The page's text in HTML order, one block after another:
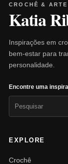
CROCHÊ &
Katia
Inspirações em
bem-estar para
personalidade.
Encontre uma
EXPLORE
Crochê